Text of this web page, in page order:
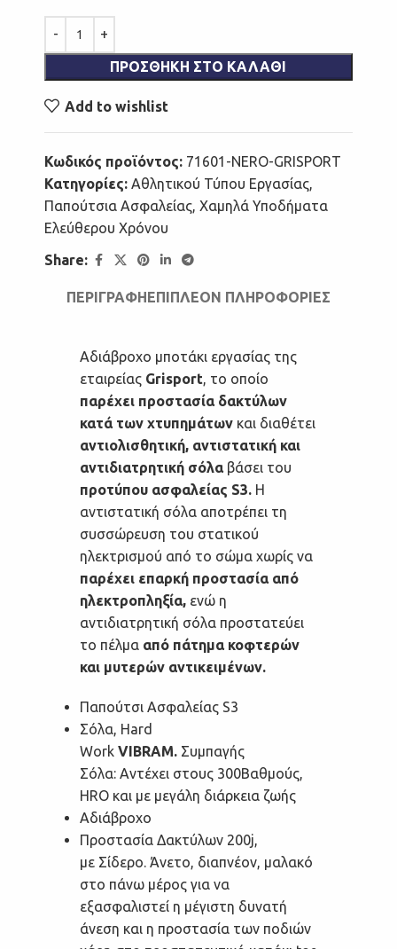
ΠΡΟΣΘΉΚΗ ΣΤΟ ΚΑΛΆΘΙ
Add to wishlist
Κωδικός προϊόντος: 71601-NERO-GRISPORT
Κατηγορίες: Αθλητικού Τύπου Εργασίας,
Παπούτσια Ασφαλείας, Χαμηλά Υποδήματα
Ελεύθερου Χρόνου
Share:
ΠΕΡΙΓΡΑΦΉΕΠΙΠΛΈΟΝ ΠΛΗΡΟΦΟΡΊΕΣ
Αδιάβροχο μποτάκι εργασίας της
εταιρείας Grisport, το οποίο
παρέχει προστασία δακτύλων
κατά των χτυπημάτων και διαθέτει
αντιολισθητική, αντιστατική και
αντιδιατρητική σόλαβάσει του
προτύπου ασφαλείας S3. Η
αντιστατική σόλα αποτρέπει τη
συσσώρευση του στατικού
ηλεκτρισμού από το σώμα χωρίς να
παρέχει επαρκή προστασία από
ηλεκτροπληξία, ενώ η
αντιδιατρητική σόλα προστατεύει
το πέλμα από πάτημα κοφτερών
και μυτερών αντικειμένων.
Παπούτσι Ασφαλείας S3
Σόλα, Hard
Work VIBRAM. Συμπαγής
Σόλα: Αντέχει στους 300Βαθμούς,
HRO και με μεγάλη διάρκεια ζωής
Αδιάβροχο
Προστασία Δακτύλων 200j,
με Σίδερο. Άνετο, διαπνέον, μαλακό
στο πάνω μέρος για να
εξασφαλιστεί η μέγιστη δυνατή
άνεση και η προστασία των ποδιών